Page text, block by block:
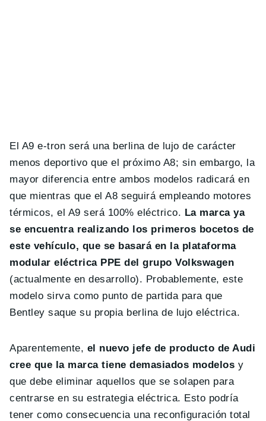
El A9 e-tron será una berlina de lujo de carácter
menos deportivo que el próximo A8; sin embargo, la
mayor diferencia entre ambos modelos radicará en
que mientras que el A8 seguirá empleando motores
térmicos, el A9 será 100% eléctrico. La marca ya
se encuentra realizando los primeros bocetos de
este vehículo, que se basará en la plataforma
modular eléctrica PPE del grupo Volkswagen
(actualmente en desarrollo). Probablemente, este
modelo sirva como punto de partida para que
Bentley saque su propia berlina de lujo eléctrica.
Aparentemente, el nuevo jefe de producto de Audi
cree que la marca tiene demasiados modelos y
que debe eliminar aquellos que se solapen para
centrarse en su estrategia eléctrica. Esto podría
tener como consecuencia una reconfiguración total